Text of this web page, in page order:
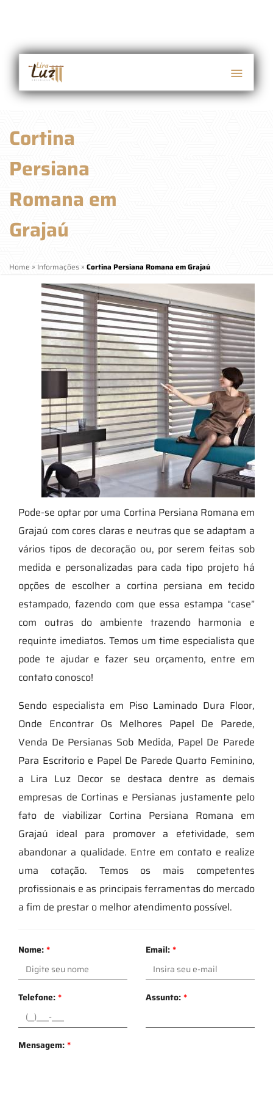
Cortina
Persiana
Romana em
Grajaú
Home » Informações » Cortina Persiana Romana em Grajaú
Pode-se optar por uma Cortina Persiana Romana em
Grajaú com cores claras e neutras que se adaptam a
vários tipos de decoração ou, por serem feitas sob
medida e personalizadas para cada tipo projeto há
opções de escolher a cortina persiana em tecido
estampado, fazendo com que essa estampa “case”
com outras do ambiente trazendo harmonia e
requinte imediatos. Temos um time especialista que
pode te ajudar e fazer seu orçamento, entre em
contato conosco!
Sendo especialista em Piso Laminado Dura Floor,
Onde Encontrar Os Melhores Papel De Parede,
Venda De Persianas Sob Medida, Papel De Parede
Para Escritorio e Papel De Parede Quarto Feminino,
a Lira Luz Decor se destaca dentre as demais
empresas de Cortinas e Persianas justamente pelo
fato de viabilizar Cortina Persiana Romana em
Grajaú ideal para promover a efetividade, sem
abandonar a qualidade. Entre em contato e realize
uma cotação. Temos os mais competentes
profissionais e as principais ferramentas do mercado
a fim de prestar o melhor atendimento possível.
Nome:* Email:*
Telefone:* Assunto:*
Mensagem:*